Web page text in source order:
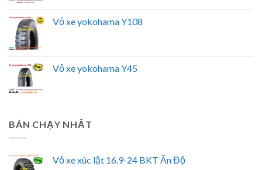
Vỏ xe yokohama Y108
Vỏ xe yokohama Y45
BÁN CHẠY NHẤT
Vỏ xe xúc lật 16.9-24 BKT Ấn Độ